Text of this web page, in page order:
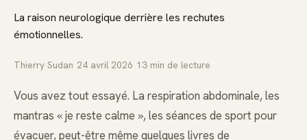
La raison neurologique derrière les rechutes
émotionnelles.
Thierry Sudan 24 avril 2026 13 min de lecture
Vous avez tout essayé. La respiration abdominale, les
mantras « je reste calme », les séances de sport pour
évacuer, peut-être même quelques livres de